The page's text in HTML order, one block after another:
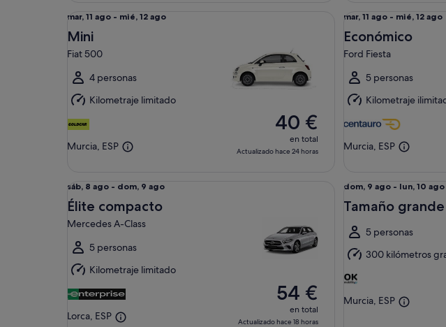
Del
mar,
11
ago
al
mié,
12
ago
mar, 11 ago - mié, 12 ago
Mini
Fiat 500
4 personas
Kilometraje limitado
Murcia, ESP
40 €
en total
Actualizado hace 24 horas
Del
mar,
11
ago
al
mié,
12
ago
mar, 11 ago - mié, 12 ago
Económico
Ford Fiesta
5 personas
Kilometraje
Murcia, ESP
Del
sáb,
8
ago
al
dom,
9
ago
sáb, 8 ago - dom, 9 ago
Élite compacto
Mercedes A-Class
5 personas
Kilometraje limitado
Lorca, ESP
54 €
en total
Actualizado hace 18 horas
Del
dom,
ago
al
lun,
10
dom, 9 ago - lun, 10 ago
Tamaño grande
5 personas
300 kilómetros
Murcia, ESP